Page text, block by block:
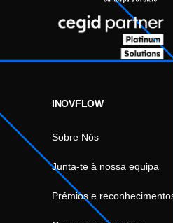
INOVFLOW
Sobre Nós
Junta-te à nossa equipa
Prémios e